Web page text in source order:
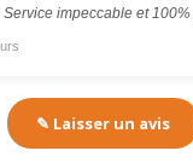
Service impeccable et 100%
✎ Laisser un avis